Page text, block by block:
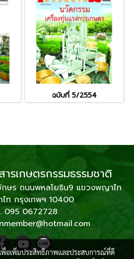
ฉบับที่ 5/2554
รเกษตรกรรมธรรมชาติ
ษร ถนนพหลโยธิน9 แขวงพญาไท
ท กรุงเทพฯ 10400
. 095 0672728
พื่อเพิ่มประสิทธิภาพและประสบการณ์ที่ดี